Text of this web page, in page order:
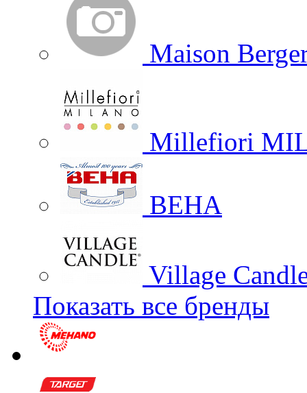
Maison
Millefiori
BEHA
Village
Показать все бренды